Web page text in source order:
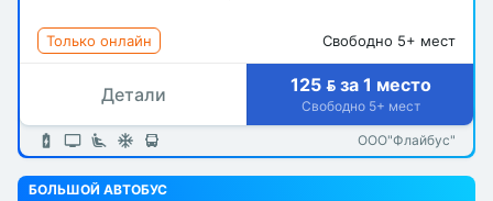
Только онлайн Свободно 5+ мест
Детали 125  за 1 место
Свободно 5+ мест
ООО"Флайбус"
БОЛЬШОЙ АВТОБУС